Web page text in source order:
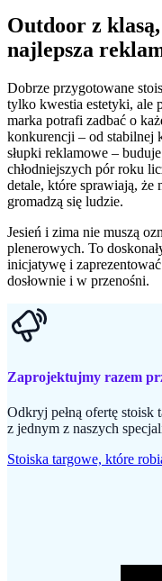
Outdoor z
najlepsza
Dobrze przygotowane
tylko kwestia estetyki, ale
marka potrafi zadbać o
konkurencji – od stabilnej
słupki reklamowe –
chłodniejszych pór roku
detale, które sprawiają, że
gromadzą się ludzie.
Jesień i zima nie muszą
plenerowych. To
inicjatywę i
dosłownie i w przenośni.
Zaprojektujmy razem
Odkryj pełną ofertę stoisk
z jednym z naszych
Stoiska targowe, które